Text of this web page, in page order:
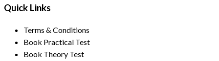
Quick Links
Terms & Conditions
Book Practical Test
Book Theory Test